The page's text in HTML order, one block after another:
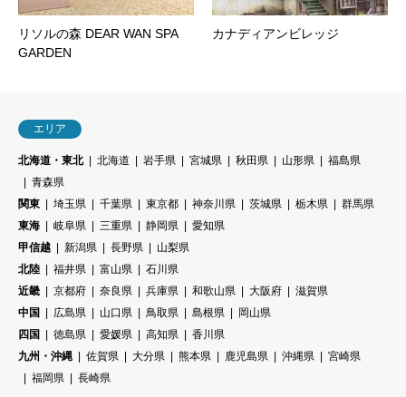
リソルの森 DEAR WAN SPA
GARDEN
カナディアンビレッジ
エリア
北海道・東北 北海道 岩手県 宮城県 秋田県 山形県
福島県
青森県
関東
埼玉県 千葉県 東京都 神奈川県 茨城県 栃木県
群馬県
東海
岐阜県 三重県 静岡県
愛知県
甲信越
新潟県 長野県
山梨県
北陸
福井県 富山県
石川県
近畿
京都府 奈良県 兵庫県 和歌山県 大阪府
滋賀県
中国
広島県 山口県 鳥取県 島根県
岡山県
四国
徳島県 愛媛県 高知県
香川県
九州・沖縄
佐賀県 大分県 熊本県 鹿児島県 沖縄県
宮崎県
福岡県
長崎県